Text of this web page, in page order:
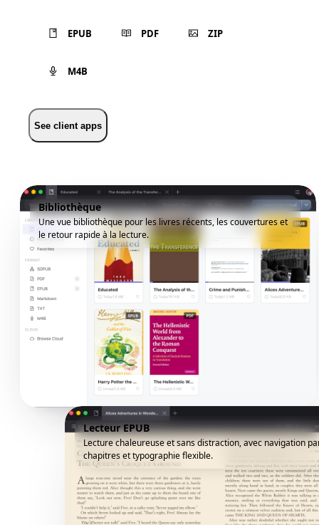
EPUB PDF ZIP
M4B
See client apps
Bibliothèque
Une vue bibliothèque pour les livres récents, les couvertures et
le retour rapide à la lecture.
Lecteur EPUB
Lecture chaleureuse et sans distraction, avec navigation
chapitres et typographie flexible.